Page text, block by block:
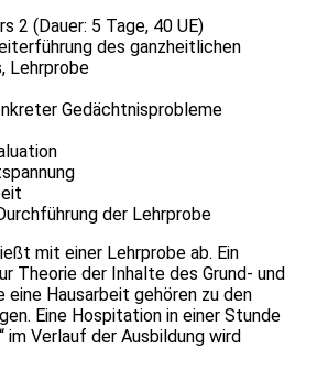
2 (Dauer: 5 Tage, 40 UE)
des ganzheitlichen
Lehrprobe
Gedächtnisprobleme
der Lehrprobe
mit einer Lehrprobe ab. Ein
Theorie der Inhalte des Grund- und
eine Hausarbeit gehören zu den
Eine Hospitation in einer Stunde
im Verlauf der Ausbildung wird